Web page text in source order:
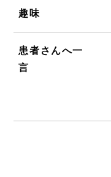
趣味
患者さんへ一
言